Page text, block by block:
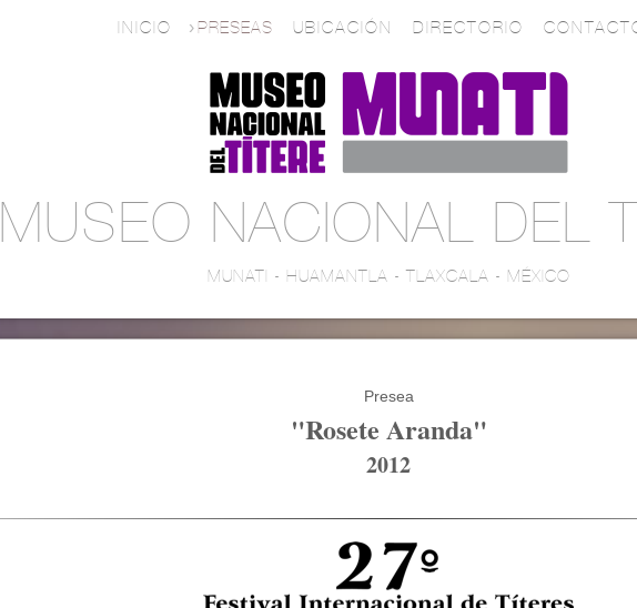
INICIO PRESEAS UBICACIÓN DIRECTORIO
MUSEO NACIONAL DEL
MUNATI - HUAMANTLA - TLAXCALA - MÉXICO
Presea
"Rosete Aranda"
2012